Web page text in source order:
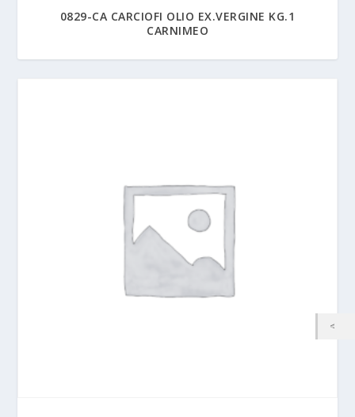
0829-CA CARCIOFI OLIO EX.VERGINE KG.1
CARNIMEO